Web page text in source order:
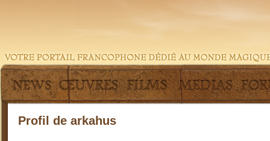
Profil de arkahus